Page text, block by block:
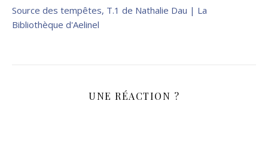
Source des tempêtes, T.1 de Nathalie Dau | La
Bibliothèque d'Aelinel
UNE RÉACTION ?